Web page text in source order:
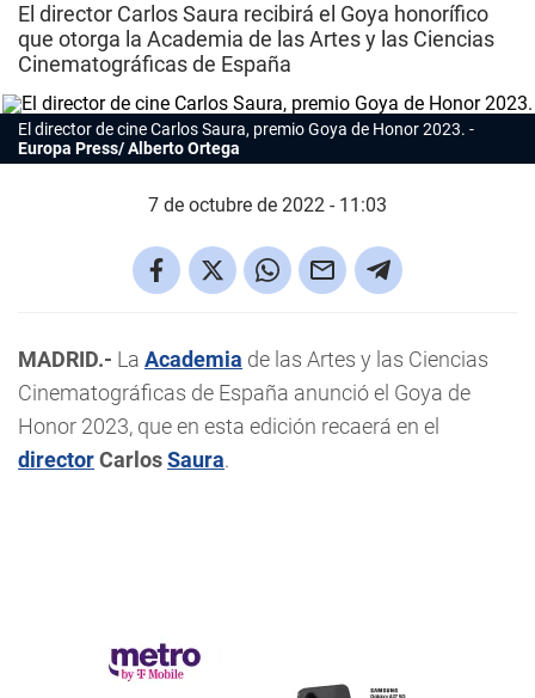
El director Carlos Saura recibirá el Goya honorífico
que otorga la Academia de las Artes y las Ciencias
Cinematográficas de España
El director de cineCarlos Saura, premio Goya de Honor 2023.
Europa Press/ Alberto Ortega
7 de octubre de 2022 - 11:03
MADRID.- La Academia de las Artes y las Ciencias
Cinematográficas de España anunció el Goya de
Honor 2023, que en esta edición recaerá en el
directorCarlosSaura.